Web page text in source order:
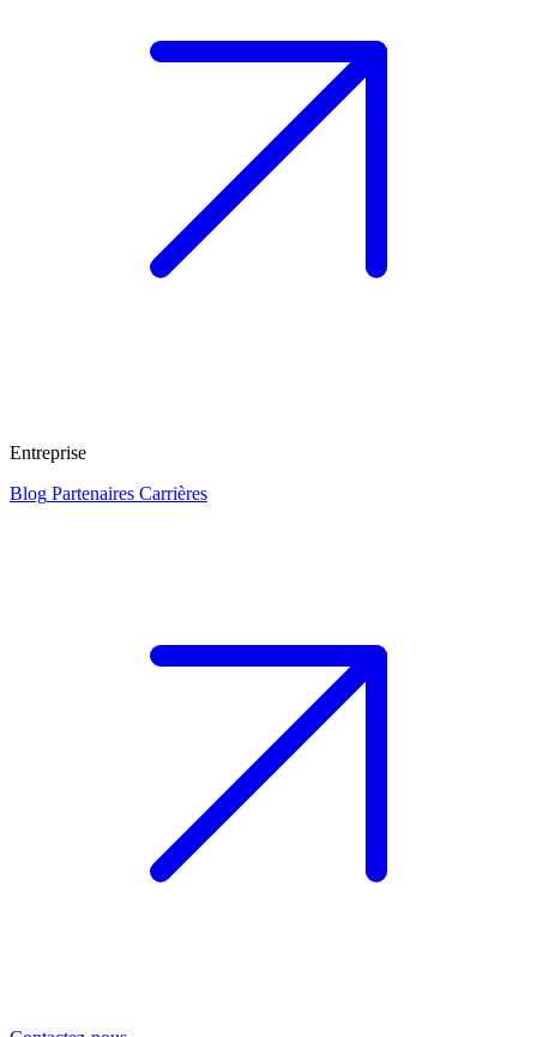
Entreprise
Blog Partenaires Carrières